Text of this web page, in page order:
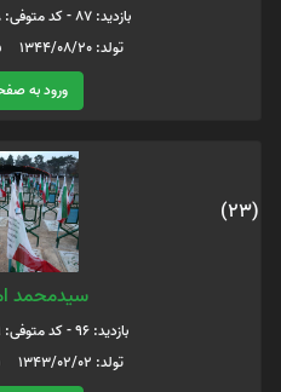
بازدید: 87 - کد متوفی: 5063428
تولد: 1344/08/20 فوت: 1365/03/06
ورود به
(23)
سیدمحمد
بازدید: 96 - کد متوفی: 5063679
تولد: 1343/02/02 فوت: 1363/12/21